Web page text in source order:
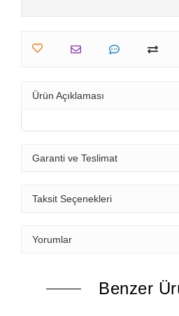
Ürün Açıklaması
Garanti ve Teslimat
Taksit Seçenekleri
Yorumlar
Benzer